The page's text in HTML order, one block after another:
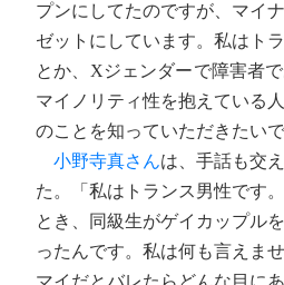
プンにしてたのですが、マイ
ゼットにしています。私はト
とか、Xジェンダーで障害者
マイノリティ性を抱えている
のことを知っていただきたいで
小野寺真さんは、手話も交
た。「私はトランス男性です
とき、同級生がゲイカップル
ったんです。私は何も言えま